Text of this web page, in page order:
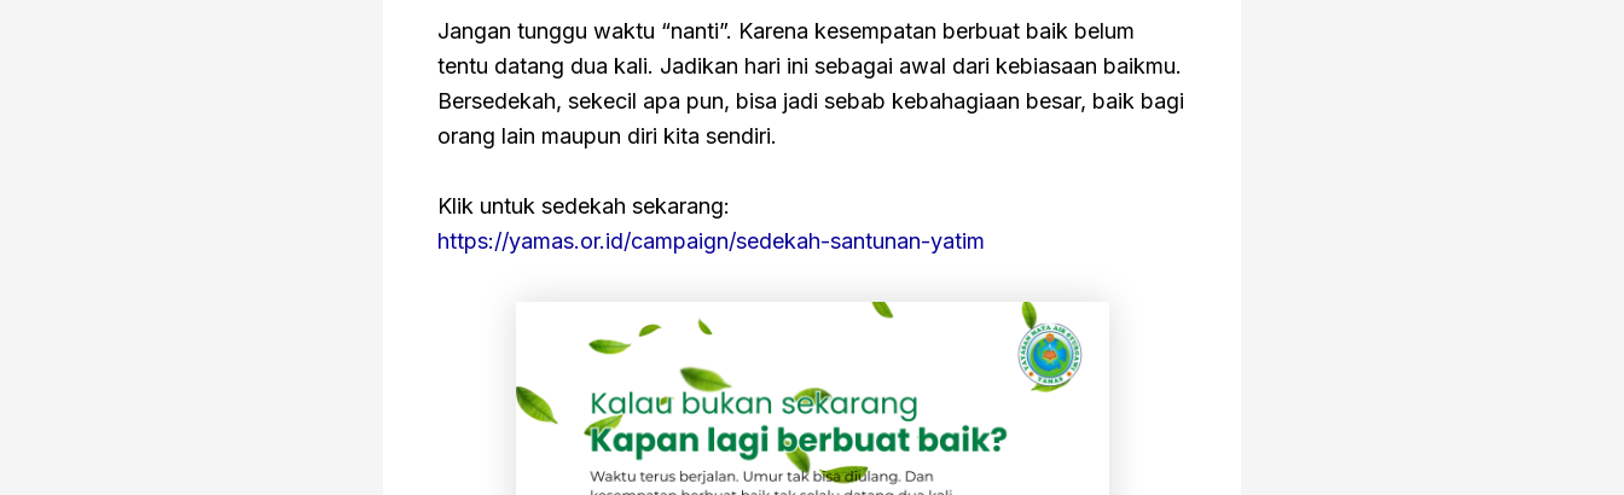
Jangan tunggu waktu “nanti”. Karena kesempatan berbuat baik belum
tentu datang dua kali. Jadikan hari ini sebagai awal dari kebiasaan baikmu.
Bersedekah, sekecil apa pun, bisa jadi sebab kebahagiaan besar, baik bagi
orang lain maupun diri kita sendiri.
Klik untuk sedekah sekarang:
https://yamas.or.id/campaign/sedekah-santunan-yatim